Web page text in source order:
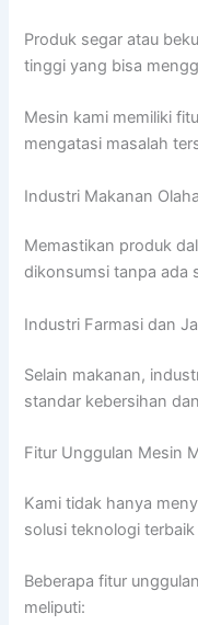
Produk segar atau
tinggi yang bisa
Mesin kami memiliki
mengatasi masalah
Industri Makanan
Memastikan produk
dikonsumsi tanpa ada
Industri Farmasi dan
Selain makanan,
standar kebersihan
Fitur Unggulan Mesin
Kami tidak hanya
solusi teknologi
Beberapa fitur
meliputi: